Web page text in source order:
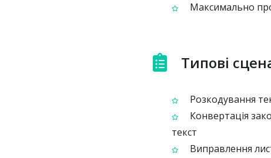
Максимально
Типові
Розкодування
Конвертація
текст
Виправлення